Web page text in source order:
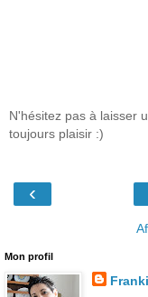
N'hésitez pas à laisser
toujours plaisir :)
‹
Mon profil